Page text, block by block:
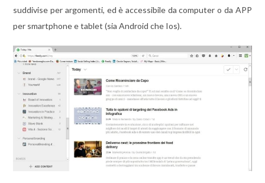
suddivise per argomenti, ed è accessibile da computer o da APP
per smartphone e tablet (sia Android che Ios).